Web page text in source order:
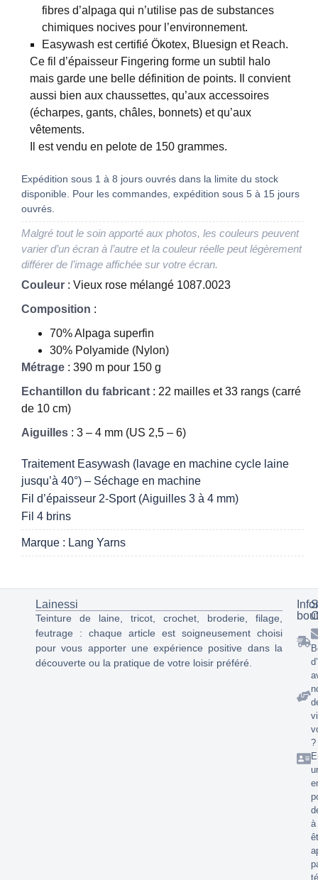
fibres d’alpaga qui n’utilise pas de substances
chimiques nocives pour l’environnement.
Easywash est certifié Ökotex, Bluesign et Reach.
Ce fil d’épaisseur Fingering forme un subtil halo
mais garde une belle définition de points. Il convient
aussi bien aux chaussettes, qu’aux accessoires
(écharpes, gants, châles, bonnets) et qu’aux
vêtements.
Il est vendu en pelote de 150 grammes.
Expédition sous 1 à 8 jours ouvrés dans la limite du stock
disponible. Pour les commandes, expédition sous 5 à 15 jours
ouvrés.
Malgré tout le soin apporté aux photos, les couleurs peuvent
varier d’un écran à l’autre et la couleur réelle peut légèrement
différer de l’image affichée sur votre écran.
Couleur : Vieux rose mélangé 1087.0023
Composition :
70% Alpaga superfin
30% Polyamide (Nylon)
Métrage : 390 m pour 150 g
Echantillon du fabricant : 22 mailles et 33 rangs (carré
de 10 cm)
Aiguilles : 3 – 4 mm (US 2,5 – 6)
Traitement Easywash (lavage en machine cycle laine
jusqu’à 40°) – Séchage en machine
Fil d’épaisseur 2-Sport (Aiguilles 3 à 4 mm)
Fil 4 brins
Marque : Lang Yarns
Lainessi
Teinture de laine, tricot, crochet, broderie, filage,
feutrage : chaque article est soigneusement choisi
pour vous apporter une expérience positive dans la
découverte ou la pratique de votre loisir préféré.
?
à